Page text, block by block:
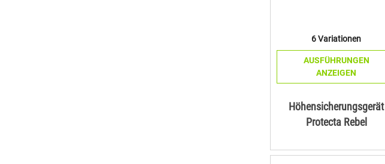
6 Variationen
AUSFÜHRUNGEN
ANZEIGEN
Höhensicherungsgerät
Protecta Rebel